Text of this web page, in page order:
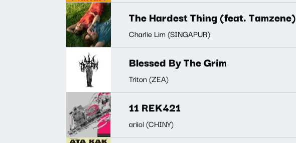
The Hardest Thing (feat. Tamzene)
Charlie Lim (SINGAPUR)
Blessed By The Grim
Triton (ZEA)
11 REK421
ariiol (CHINY)